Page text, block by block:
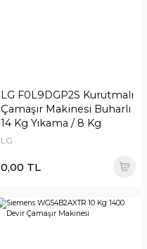
LG F0L9DGP2S Kurutmalı
Çamaşır Makinesi Buharlı
14 Kg Yıkama / 8 Kg
LG
0,00 TL